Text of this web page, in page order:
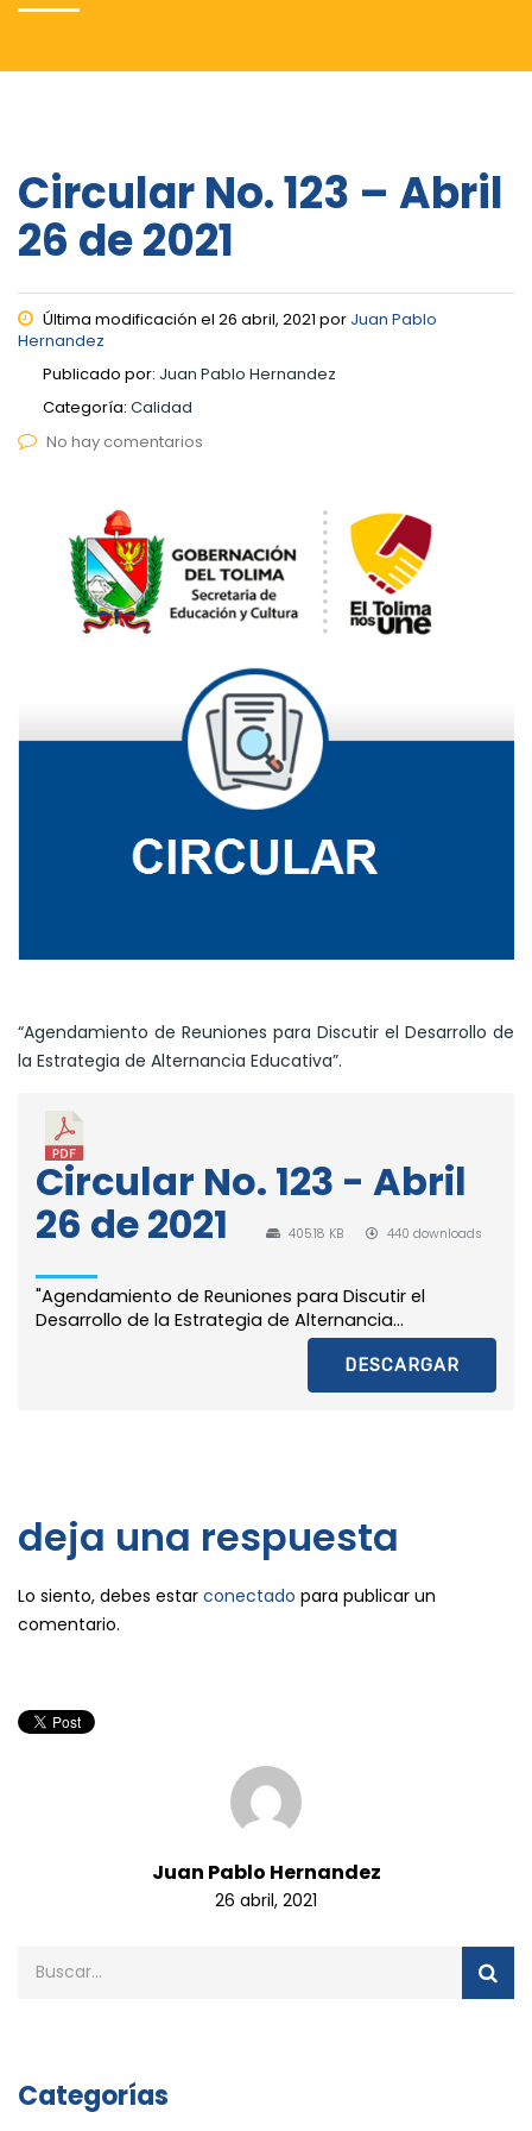
Circular No. 123 – Abril
26 de 2021
Última modificación el 26 abril, 2021 por Juan Pablo
Hernandez
Publicado por: Juan Pablo Hernandez
Categoría: Calidad
No hay comentarios
“Agendamiento de Reuniones para Discutir el Desarrollo de
la Estrategia de Alternancia Educativa”.
Circular No. 123 - Abril
26 de 2021
405.18 KB 440 downloads
"Agendamiento de Reuniones para Discutir el
Desarrollo de la Estrategia de Alternancia...
DESCARGAR
deja una respuesta
Lo siento, debes estar conectado para publicar un
comentario.
Juan Pablo Hernandez
26 abril, 2021
Categorías